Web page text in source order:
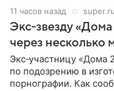
11 часов назад super.ru
Экс‑звезду
через несколько
Экс‑участницу «Дома
по подозрению в
порнографии. Как